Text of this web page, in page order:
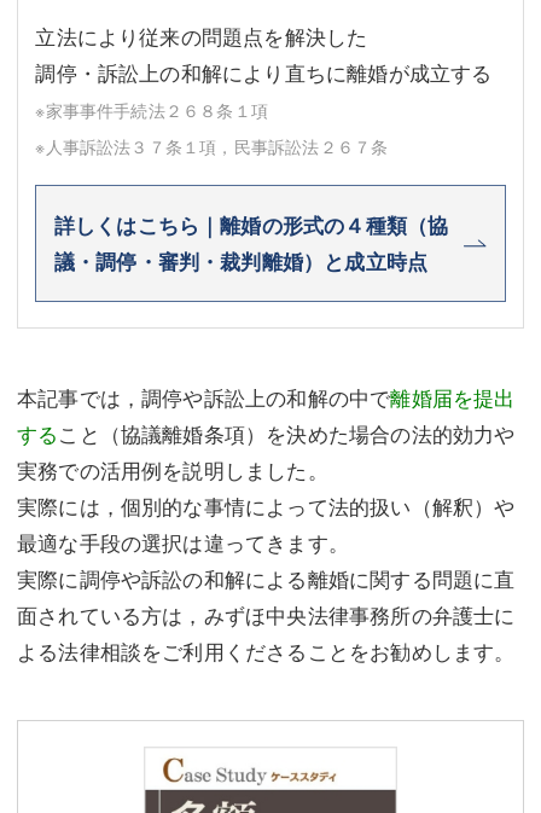
立法により従来の問題点を解決した
調停・訴訟上の和解により直ちに離婚が成立する
※家事事件手続法２６８条１項
※人事訴訟法３７条１項，民事訴訟法２６７条
詳しくはこちら｜離婚の形式の４種類（協
議・調停・審判・裁判離婚）と成立時点
本記事では，調停や訴訟上の和解の中で離婚届を提出
すること（協議離婚条項）を決めた場合の法的効力や
実務での活用例を説明しました。
実際には，個別的な事情によって法的扱い（解釈）や
最適な手段の選択は違ってきます。
実際に調停や訴訟の和解による離婚に関する問題に直
面されている方は，みずほ中央法律事務所の弁護士に
よる法律相談をご利用くださることをお勧めします。